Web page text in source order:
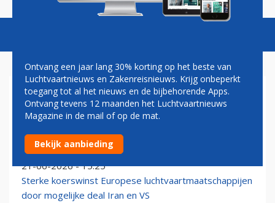
STRAAT VAN HORMUS
Lichtpuntje voor de luchtvaart: miljoenen vaten olie
door zeestraat ondanks claim Iran
21-06-2026 - 15:25
Sterke koerswinst Europese luchtvaartmaatschappijen
door mogelijke deal Iran en VS
Ontvang een jaar lang 30% korting op het beste van
Luchtvaartnieuws en Zakenreisnieuws. Krijg onbeperkt
toegang tot al het nieuws en de bijbehorende Apps.
Ontvang tevens 12 maanden het Luchtvaartnieuws
Magazine in de mail of op de mat.
Bekijk aanbieding